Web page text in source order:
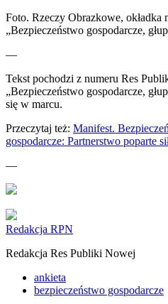
Foto. Rzeczy Obrazkowe, okładka
„Bezpieczeństwo gospodarcze,
—
Tekst pochodzi z numeru Res
„Bezpieczeństwo gospodarcze,
się w marcu.
Przeczytaj też: Manifest.
gospodarcze: Partnerstwo poparte
—
Redakcja RPN
Redakcja Res Publiki Nowej
ankieta
bezpieczeństwo gospodarcze